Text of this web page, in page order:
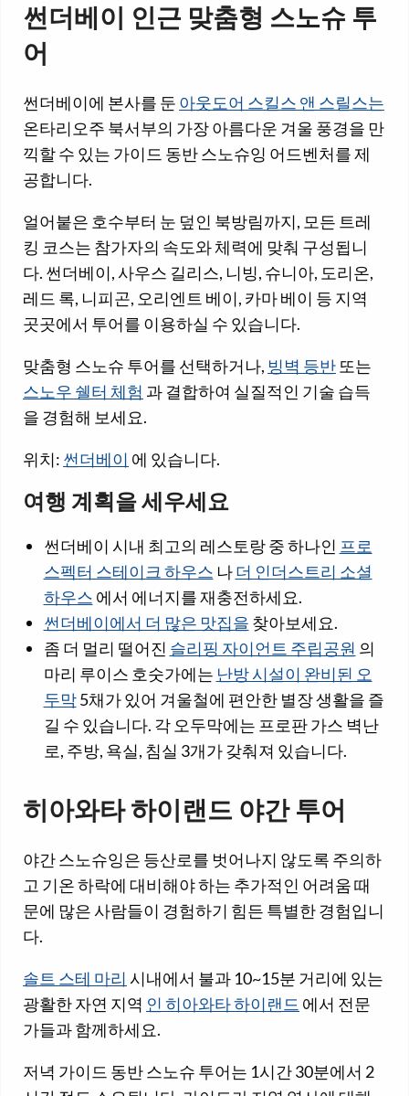
썬더베이 인근 맞춤형 스노슈 투
어
썬더베이에 본사를 둔 아웃도어 스킬스 앤 스릴스는
온타리오주 북서부의 가장 아름다운 겨울 풍경을 만
끽할 수 있는 가이드 동반 스노슈잉 어드벤처를 제
공합니다.
얼어붙은 호수부터 눈 덮인 북방림까지, 모든 트레
킹 코스는 참가자의 속도와 체력에 맞춰 구성됩니
다. 썬더베이, 사우스 길리스, 니빙, 슈니아, 도리온,
레드 록, 니피곤, 오리엔트 베이, 카마 베이 등 지역
곳곳에서 투어를 이용하실 수 있습니다.
맞춤형 스노슈 투어를 선택하거나, 빙벽 등반 또는
스노우 쉘터 체험 과 결합하여 실질적인 기술 습득
을 경험해 보세요.
위치: 썬더베이 에 있습니다.
여행 계획을 세우세요
썬더베이 시내 최고의 레스토랑 중 하나인 프로
스펙터 스테이크 하우스 나더 인더스트리 소셜
하우스 에서 에너지를 재충전하세요.
썬더베이에서 더 많은 맛집을 찾아보세요.
좀 더 멀리 떨어진 슬리핑 자이언트 주립공원 의
마리 루이스 호숫가에는 난방 시설이 완비된 오
두막5채가 있어 겨울철에 편안한 별장 생활을 즐
길 수 있습니다. 각 오두막에는 프로판 가스 벽난
로, 주방, 욕실, 침실 3개가 갖춰져 있습니다.
히아와타 하이랜드 야간 투어
야간 스노슈잉은 등산로를 벗어나지 않도록 주의하
고 기온 하락에 대비해야 하는 추가적인 어려움 때
문에 많은 사람들이 경험하기 힘든 특별한 경험입니
다.
솔트 스테 마리 시내에서 불과 10~15분 거리에 있는
광활한 자연 지역 인 히아와타 하이랜드 에서 전문
가들과 함께하세요.
저녁 가이드 동반 스노슈 투어는 1시간 30분에서 2